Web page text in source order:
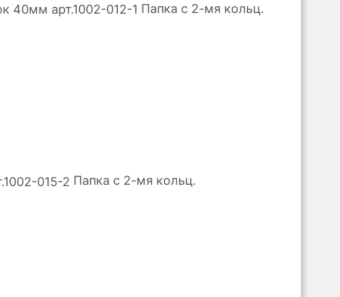
Папка с 2-мя кольц.
Папка с 2-мя кольц.